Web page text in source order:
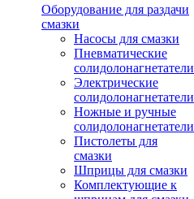
Оборудование для раздачи
смазки
Насосы для смазки
Пневматические
солидолонагнетатели
Электрические
солидолонагнетатели
Ножные и ручные
солидолонагнетатели
Пистолеты для
смазки
Шприцы для смазки
Комплектующие к